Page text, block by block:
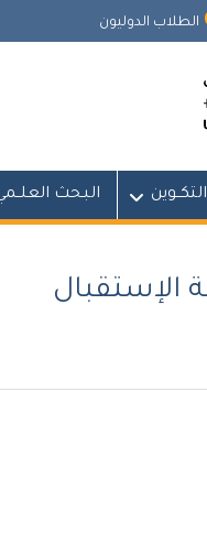
الطلاب الدوليون
التكــوين البـحث
الإستقبال